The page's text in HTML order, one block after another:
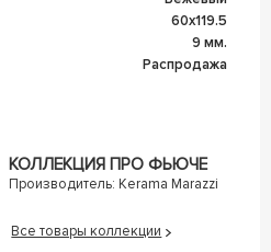
60x119.5
9 мм.
Распродажа
КОЛЛЕКЦИЯ ПРО ФЬЮЧЕ
Производитель: Kerama Marazzi
Все товары коллекции